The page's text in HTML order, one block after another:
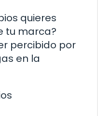
quieres
tu marca?
percibido por
en la